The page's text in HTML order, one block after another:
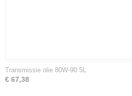
Transmissie olie 80W-90 5L
€ 67,38